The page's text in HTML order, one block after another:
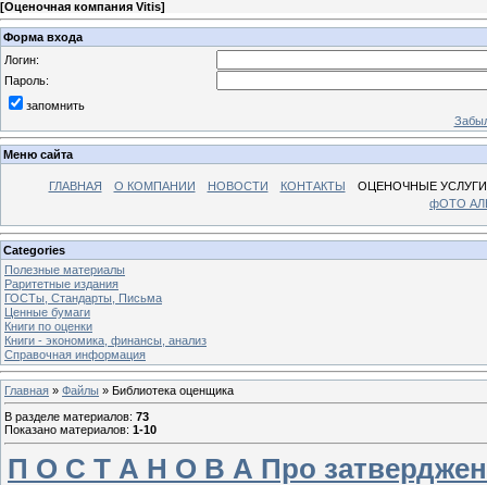
[Оценочная компания Vitis]
Форма входа
Логин:
Пароль:
запомнить
Меню сайта
ГЛАВНАЯ О КОМПАНИИ НОВОСТИ КОНТАКТЫ
ОЦЕНОЧНЫЕ УСЛУГИ
фОТО
Categories
Полезные материалы
Раритетные издания
ГОСТы, Стандарты, Письма
Ценные бумаги
Книги по оценки
Книги - экономика, финансы, анализ
Справочная информация
Главная » Файлы » Библиотека оценщика
В разделе материалов: 73
Показано материалов: 1-10
П О С Т А Н О В А Про